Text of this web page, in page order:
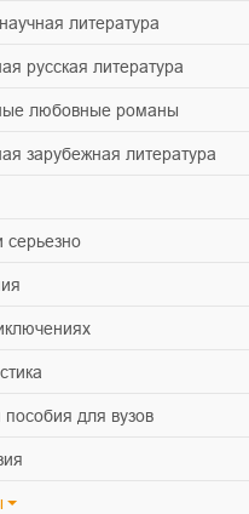
литература
русская литература
любовные романы
зарубежная литература
серьезно
пособия для вузов